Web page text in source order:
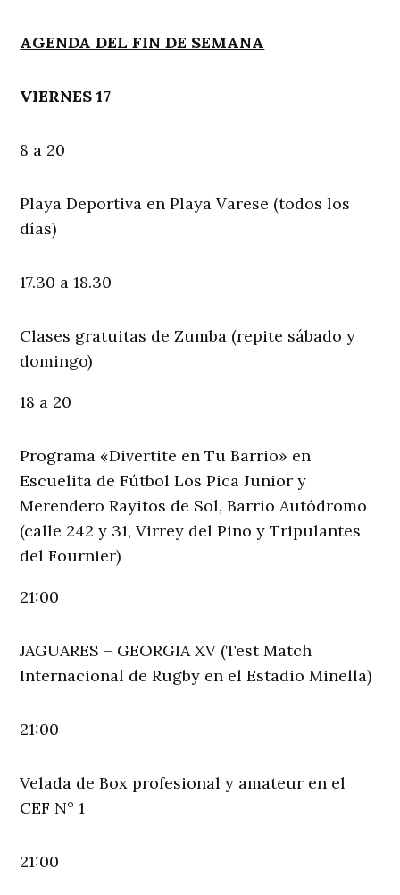
AGENDA DEL FIN DE SEMANA
VIERNES 17
8 a 20
Playa Deportiva en Playa Varese (todos los
días)
17.30 a 18.30
Clases gratuitas de Zumba (repite sábado y
domingo)
18 a 20
Programa «Divertite en Tu Barrio» en
Escuelita de Fútbol Los Pica Junior y
Merendero Rayitos de Sol, Barrio Autódromo
(calle 242 y 31, Virrey del Pino y Tripulantes
del Fournier)
21:00
JAGUARES – GEORGIA XV (Test Match
Internacional de Rugby en el Estadio Minella)
21:00
Velada de Box profesional y amateur en el
CEF N° 1
21:00